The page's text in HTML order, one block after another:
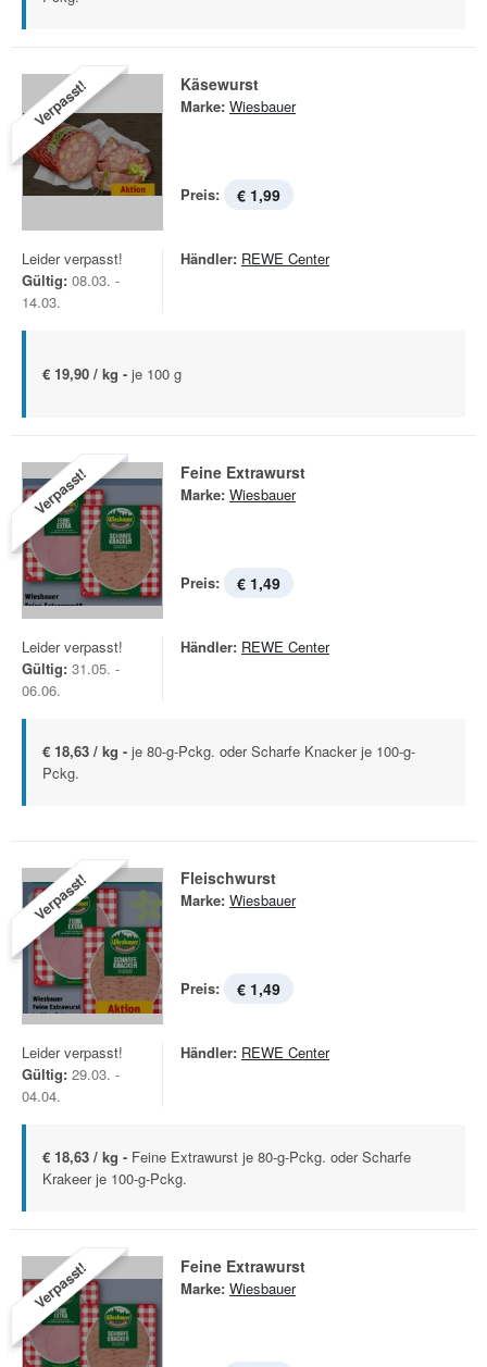
Verpasst! Käsewurst
Marke: Wiesbauer
Preis: € 1,99
Leider verpasst!
Gültig: 08.03. -
14.03.
Händler: REWE Center
€ 19,90 / kg - je 100 g
Verpasst! Feine Extrawurst
Marke: Wiesbauer
Preis: € 1,49
Leider verpasst!
Gültig: 31.05. -
06.06.
Händler: REWE Center
€ 18,63 / kg - je 80-g-Pckg. oder Scharfe Knacker je 100-g-
Pckg.
Verpasst! Fleischwurst
Marke: Wiesbauer
Preis: € 1,49
Leider verpasst!
Gültig: 29.03. -
04.04.
Händler: REWE Center
€ 18,63 / kg - Feine Extrawurst je 80-g-Pckg. oder Scharfe
Krakeer je 100-g-Pckg.
Verpasst! Feine Extrawurst
Marke: Wiesbauer